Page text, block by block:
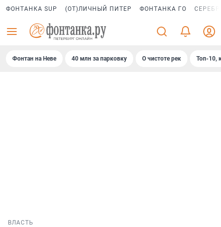
ФОНТАНКА SUP (ОТ)ЛИЧНЫЙ ПИТЕР ФОНТАНКА ГО
Фонтан на Неве 40 млн за парковку О чистоте рек Топ-10,
ВЛАСТЬ